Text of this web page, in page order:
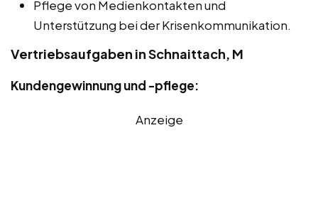
Pflege von Medienkontakten und
Unterstützung bei der Krisenkommunikation.
Vertriebsaufgaben in Schnaittach, M
Kundengewinnung und -pflege:
Anzeige